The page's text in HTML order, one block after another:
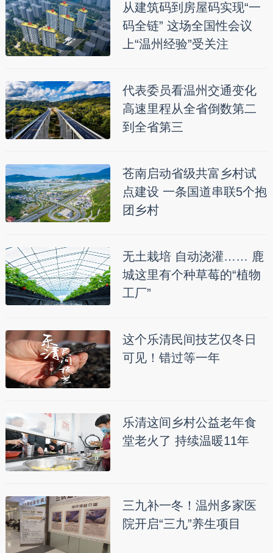
从建筑码到房屋码实现“一
码全链” 这场全国性会议
上“温州经验”受关注
代表委员看温州交通变化
高速里程从全省倒数第二
到全省第三
苍南启动省级共富乡村试
点建设 一条国道串联5个抱
团乡村
无土栽培 自动浇灌…… 鹿
城这里有个种草莓的“植物
工厂”
这个乐清民间技艺仅冬日
可见！错过等一年
乐清这间乡村公益老年食
堂老火了 持续温暖11年
三九补一冬！温州多家医
院开启“三九”养生项目